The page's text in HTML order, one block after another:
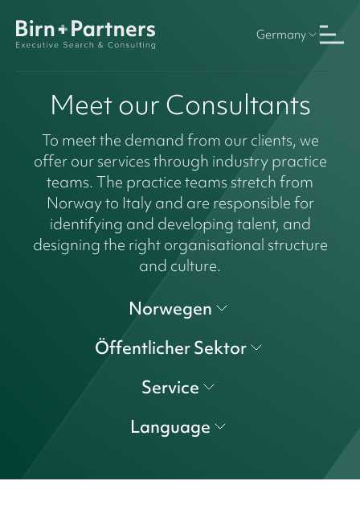
Germany
Meet our Consultants
To meet the demand from our clients, we
offer our services through industry practice
teams. The practice teams stretch from
Norway to Italy and are responsible for
identifying and developing talent, and
designing the right organisational structure
and culture.
Norwegen
Öffentlicher Sektor
Service
Language